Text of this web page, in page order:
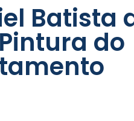
Batista
do